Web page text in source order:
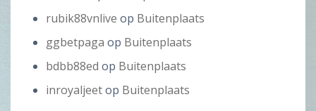
rubik88vnlive op Buitenplaats
ggbetpaga op Buitenplaats
bdbb88ed op Buitenplaats
inroyaljeetop Buitenplaats